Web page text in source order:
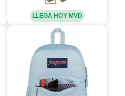
LLEGA HOY MVD